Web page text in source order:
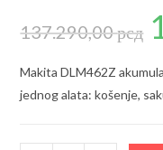
137.290,00рсд
je
Makita DLM462Z
jednog alata: košenje,